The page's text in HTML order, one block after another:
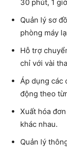
30 phút, 1
Quản lý sơ
phòng máy
Hỗ trợ
chỉ với vài
Áp dụng các
động theo
Xuất hóa
khác nhau.
Quản lý